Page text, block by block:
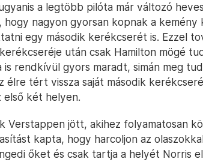
a legtöbb pilóta már változó
hogy nagyon gyorsan kopnak a
egy második kerékcserét is. Ezzel
után csak Hamilton mögé
is rendkívül gyors maradt, simán meg
élre tért vissza saját második
első két helyen.
Verstappen jött, akihez folyamatosan
kapta, hogy harcoljon az
őket és csak tartja a helyét Norris